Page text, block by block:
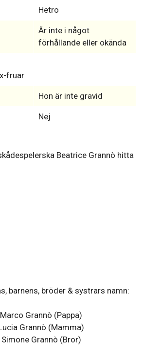
Hetro
Är inte i något
förhållande eller okända
fruar
Hon är inte gravid
Nej
Beatrice Grannò hitta
barnens, bröder & systrars namn:
Marco Grannò (Pappa)
Grannò (Mamma)
Simone Grannò (Bror)